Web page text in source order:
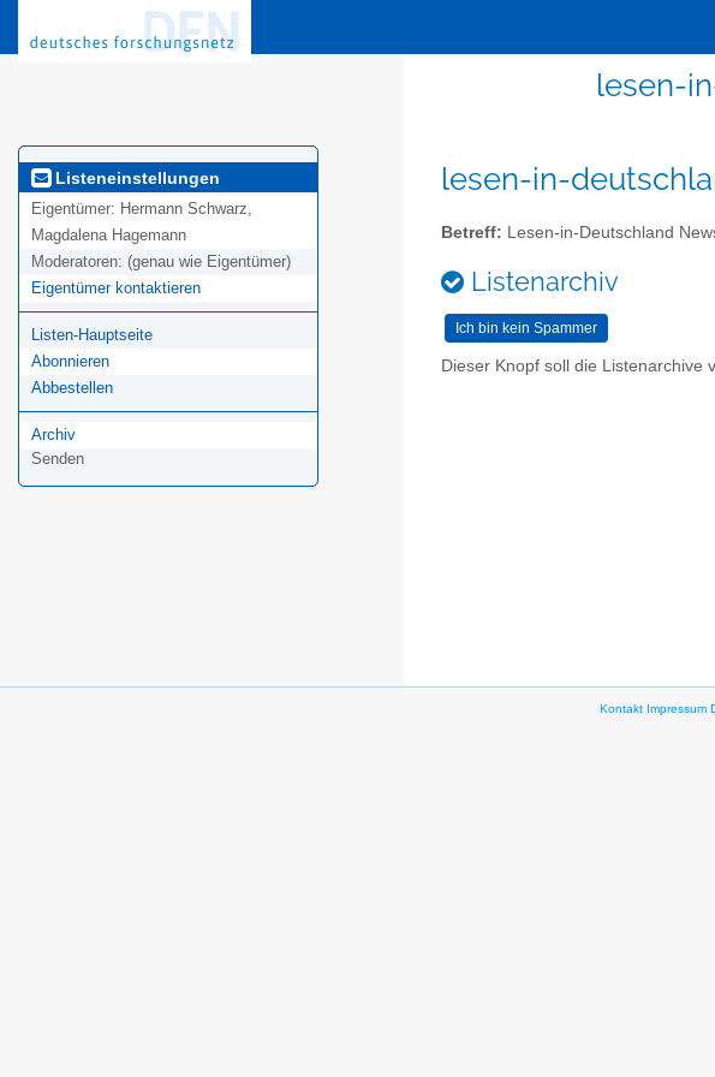
lesen-
Listeneinstellungen
Eigentümer: Hermann Schwarz,
Magdalena Hagemann
Moderatoren: (genau wie Eigentümer)
Eigentümer kontaktieren
Listen-Hauptseite
Abonnieren
Abbestellen
Archiv
Senden
lesen-in-
Betreff: Lesen-in-Deutschland
Listenarchiv
Dieser Knopf soll die Listenarchive
Kontakt Impressum